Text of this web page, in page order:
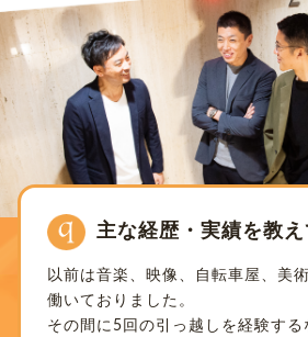
主な経歴・実績を教
以前は音楽、映像、自転車屋、美
働いておりました。
その間に5回の引っ越しを経験する